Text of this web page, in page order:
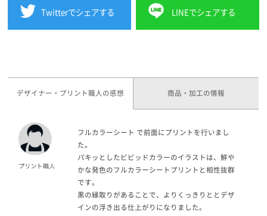
Twitterでシェアする LINEでシェアする
デザイナー・プリント職人の感想 商品・加工の情報
フルカラーシート で前面にプリントを行いまし
た。
パキッとしたビビッドカラーのイラストは、鮮や
かな発色のフルカラーシートプリントと相性抜群
です。
黒の縁取りがあることで、よりくっきりととデザ
インの浮き出る仕上がりになりました。